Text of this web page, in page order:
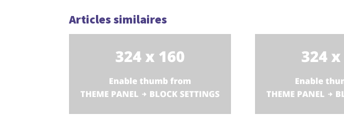
Articles similaires